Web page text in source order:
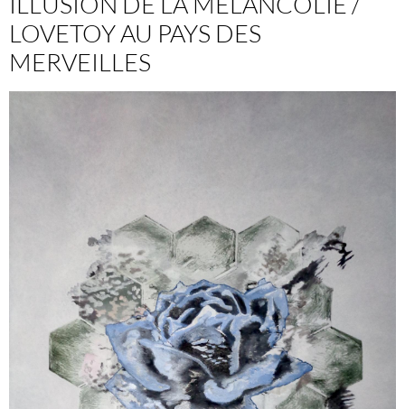
LOVETOY AU PAYS DES
MERVEILLES